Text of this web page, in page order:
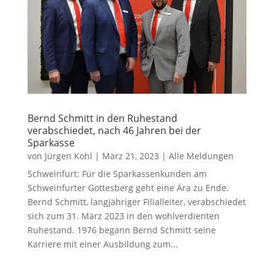
Bernd Schmitt in den Ruhestand
verabschiedet, nach 46 Jahren bei der
Sparkasse
von Jürgen Kohl | März 21, 2023 | Alle Meldungen
Schweinfurt: Für die Sparkassenkunden am
Schweinfurter Gottesberg geht eine Ära zu Ende.
Bernd Schmitt, langjähriger Filialleiter, verabschiedet
sich zum 31. März 2023 in den wohlverdienten
Ruhestand. 1976 begann Bernd Schmitt seine
Karriere mit einer Ausbildung zum...